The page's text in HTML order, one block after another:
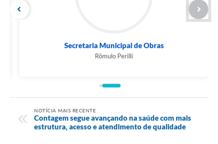
Secretaria Municipal de Obras
Rômulo Perilli
NOTÍCIA MAIS RECENTE
Contagem segue avançando na saúde com mais
estrutura, acesso e atendimento de qualidade